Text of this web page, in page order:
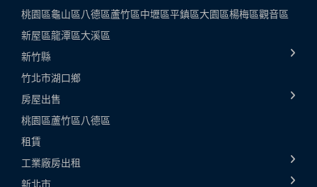
桃園區龜山區八德區蘆竹區中壢區平鎮區大園區楊梅區觀音區
新屋區龍潭區大溪區
新竹縣
竹北市湖口鄉
房屋出售
桃園區蘆竹區八德區
租賃
工業廠房出租
新北市